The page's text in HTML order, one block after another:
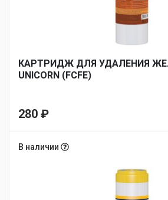
КАРТРИДЖ ДЛЯ УДАЛЕНИЯ
UNICORN (FCFE)
280 ₽
В наличии